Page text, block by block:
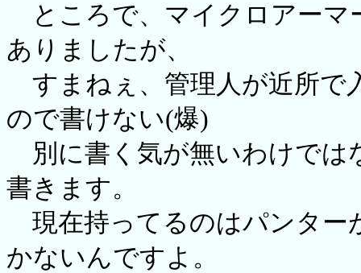
ところで、マイクロアーマ
ありましたが、
すまねぇ、管理人が近所で
ので書けない(爆)
別に書く気が無いわけでは
書きます。
現在持ってるのはパンター
かないんですよ。